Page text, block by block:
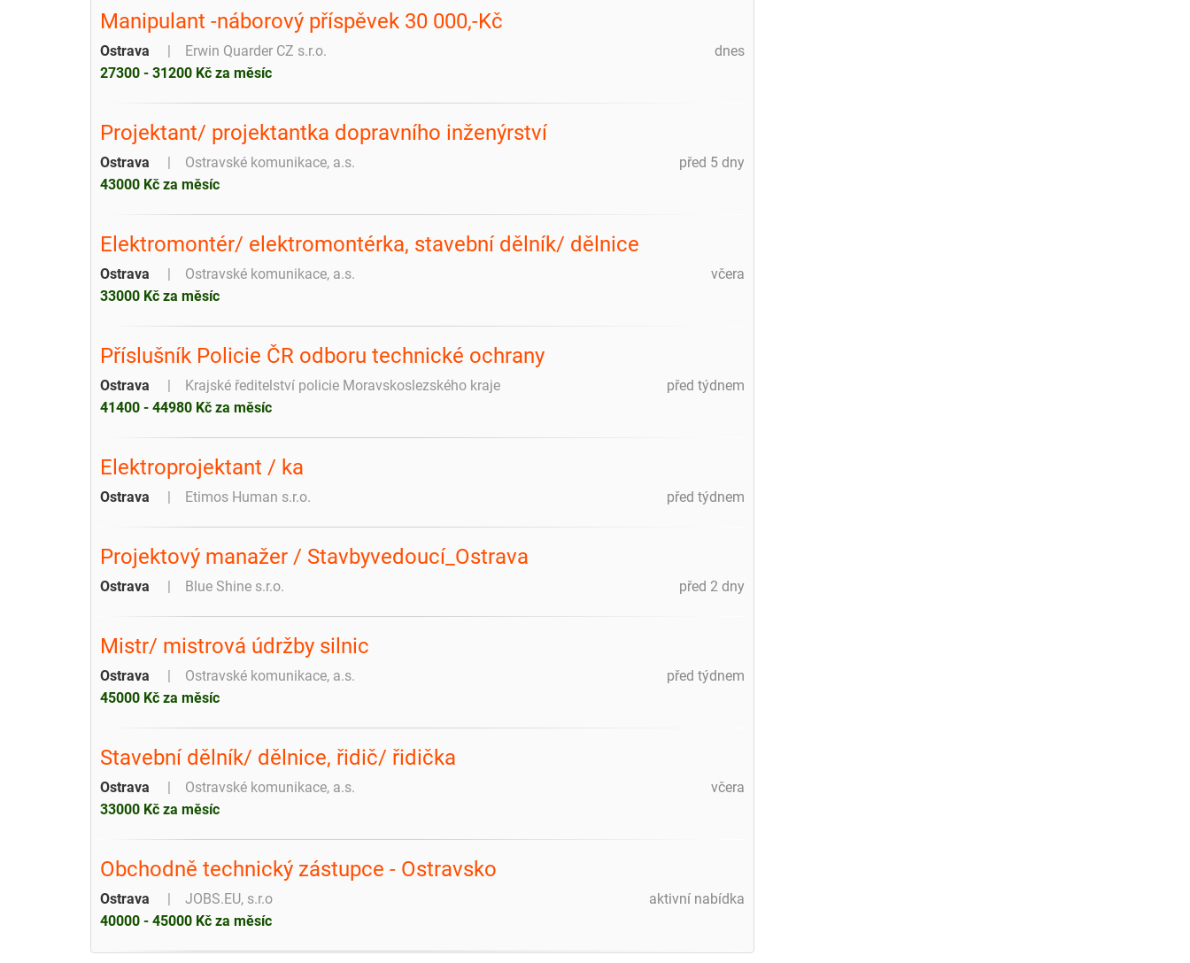
Manipulant -náborový příspěvek 30 000,-Kč
dnes
Ostrava
Erwin Quarder CZ s.r.o.
27300 - 31200 Kč za měsíc
Projektant/ projektantka dopravního inženýrství
před 5 dny
Ostrava
Ostravské komunikace, a.s.
43000 Kč za měsíc
Elektromontér/ elektromontérka, stavební dělník/ dělnice
včera
Ostrava
Ostravské komunikace, a.s.
33000 Kč za měsíc
Příslušník Policie ČR odboru technické ochrany
před týdnem
Ostrava
Krajské ředitelství policie Moravskoslezského kraje
41400 - 44980 Kč za měsíc
Elektroprojektant / ka
před týdnem
Ostrava Etimos Human s.r.o.
Projektový manažer / Stavbyvedoucí_Ostrava
před 2 dny
Ostrava Blue Shine s.r.o.
Mistr/ mistrová údržby silnic
před týdnem
Ostrava
Ostravské komunikace, a.s.
45000 Kč za měsíc
Stavební dělník/ dělnice, řidič/ řidička
včera
Ostrava
Ostravské komunikace, a.s.
33000 Kč za měsíc
Obchodně technický zástupce - Ostravsko
aktivní nabídka
Ostrava
JOBS.EU, s.r.o
40000 - 45000 Kč za měsíc